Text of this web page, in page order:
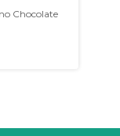
Chocolate